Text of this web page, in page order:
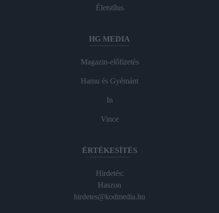
Életstílus
HG MEDIA
Magazin-előfizetés
Hamu és Gyémánt
In
Vince
ÉRTÉKESÍTÉS
Hirdetés:
Haszon
hirdetes@kodmedia.hu